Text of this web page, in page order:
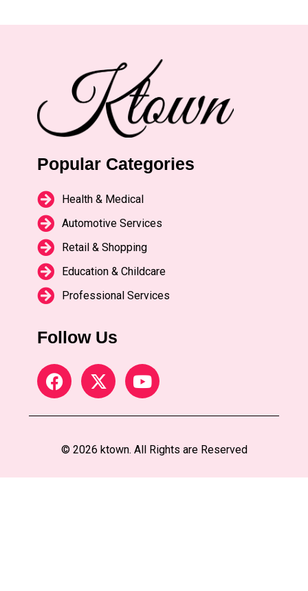
Popular Categories
Health & Medical
Automotive Services
Retail & Shopping
Education & Childcare
Professional Services
Follow Us
© 2026 ktown. All Rights are Reserved